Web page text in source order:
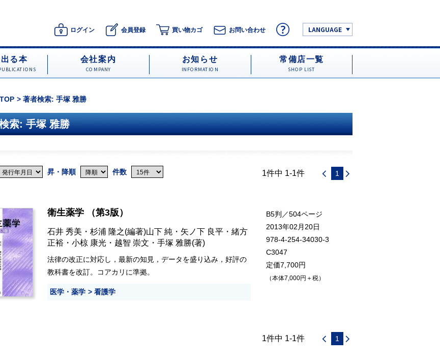
ログイン 会員登録 買い物カゴ お問い合わせ LANGUAGE
る本 会社案内
COMPANY
お知らせ
INFORMATION
常備店一覧
SHOP LIST
著者検索: 手塚 雅勝
索: 手塚 雅勝
昇・降順 件数 1件中 1-1件 1
衛生薬学 （第3版）
石井 秀美 ・ 杉浦 隆之(編著)山下 純 ・ 矢ノ下 良平 ・ 緒方
正裕 ・ 小椋 康光 ・ 越智 崇文 ・ 手塚 雅勝(著)
法律の改正に対応し，最新の知見，データを盛り込み，好評の
教科書を改訂。コアカリに準拠。
医学・薬学 看護学
B5判／504ページ
2013年02月20日
978-4-254-34030-3
C3047
定価7,700円
（本体7,000円＋税）
1件中 1-1件 1